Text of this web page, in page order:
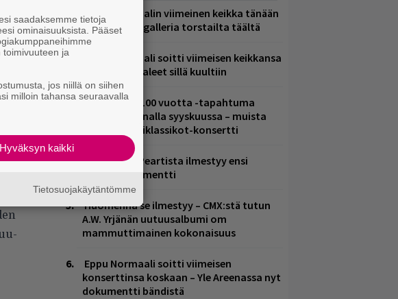
Eppu Normaalin viimeinen keikka tänään
– katso kuvagalleria torstailta täältä
Eppu Normaali soitti viimeisen keikkansa
– nämä kappaleet sillä kuultiin
Valtava Yle 100 vuotta -tapahtuma
Veikkaus Arenalla syyskuussa – muista
myös metalliklassikot-konsertti
Rushin Neil Peartista ilmestyy ensi
kuussa dokumentti
Huomenna se ilmestyy – CMX:stä tutun
A.W. Yrjänän uutuusalbumi om
mammuttimainen kokonaisuus
Eppu Normaali soitti viimeisen
konserttinsa koskaan – Yle Areenassa nyt
dokumentti bändistä
saadaksemme tietoja
ominaisuuksista. Pääset
ja
jos niillä on siihen
milloin tahansa seuraavalla
Hyväksyn kaikki
Tietosuojakäytäntömme